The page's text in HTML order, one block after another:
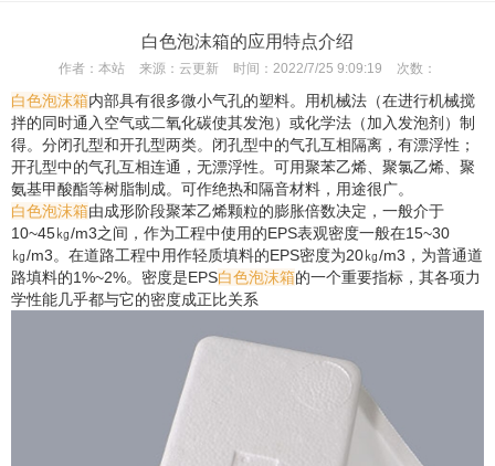
白色泡沫箱的应用特点介绍
作者： 本站 来源： 云更新 时间： 2022/7/25 9:09:19 次数：
白色泡沫箱内部具有很多微小气孔的塑料。用机械法（在进行机械搅
拌的同时通入空气或二氧化碳使其发泡）或化学法（加入发泡剂）制
得。分闭孔型和开孔型两类。闭孔型中的气孔互相隔离，有漂浮性；
开孔型中的气孔互相连通，无漂浮性。可用聚苯乙烯、聚氯乙烯、聚
氨基甲酸酯等树脂制成。可作绝热和隔音材料，用途很广。
白色泡沫箱由成形阶段聚苯乙烯颗粒的膨胀倍数决定，一般介于
10~45㎏/m3之间，作为工程中使用的EPS表观密度一般在15~30
㎏/m3。在道路工程中用作轻质填料的EPS密度为20㎏/m3，为普通道
路填料的1%~2%。密度是EPS白色泡沫箱的一个重要指标，其各项力
学性能几乎都与它的密度成正比关系